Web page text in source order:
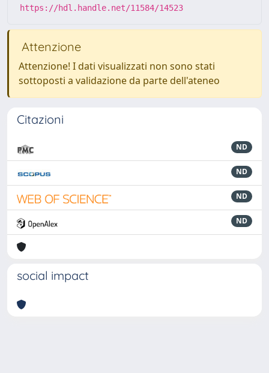
https://hdl.handle.net/11584/14523
Attenzione
Attenzione! I dati visualizzati non sono stati
sottoposti a validazione da parte dell'ateneo
Citazioni
ND
ND
ND
ND
social impact